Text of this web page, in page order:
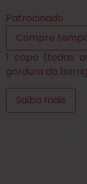
Patrocinado
Compre
1 copo (todas
gordura da
Saiba mais